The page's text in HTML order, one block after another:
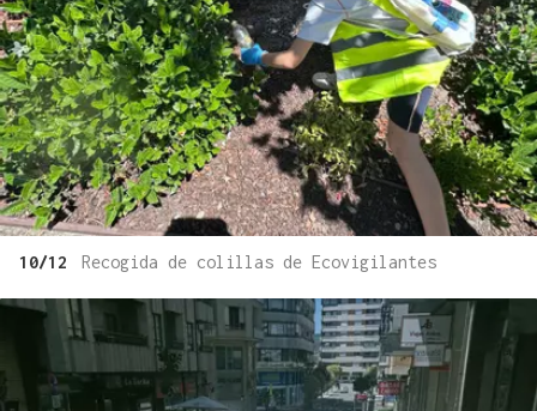
10/12 Recogida de colillas de Ecovigilantes